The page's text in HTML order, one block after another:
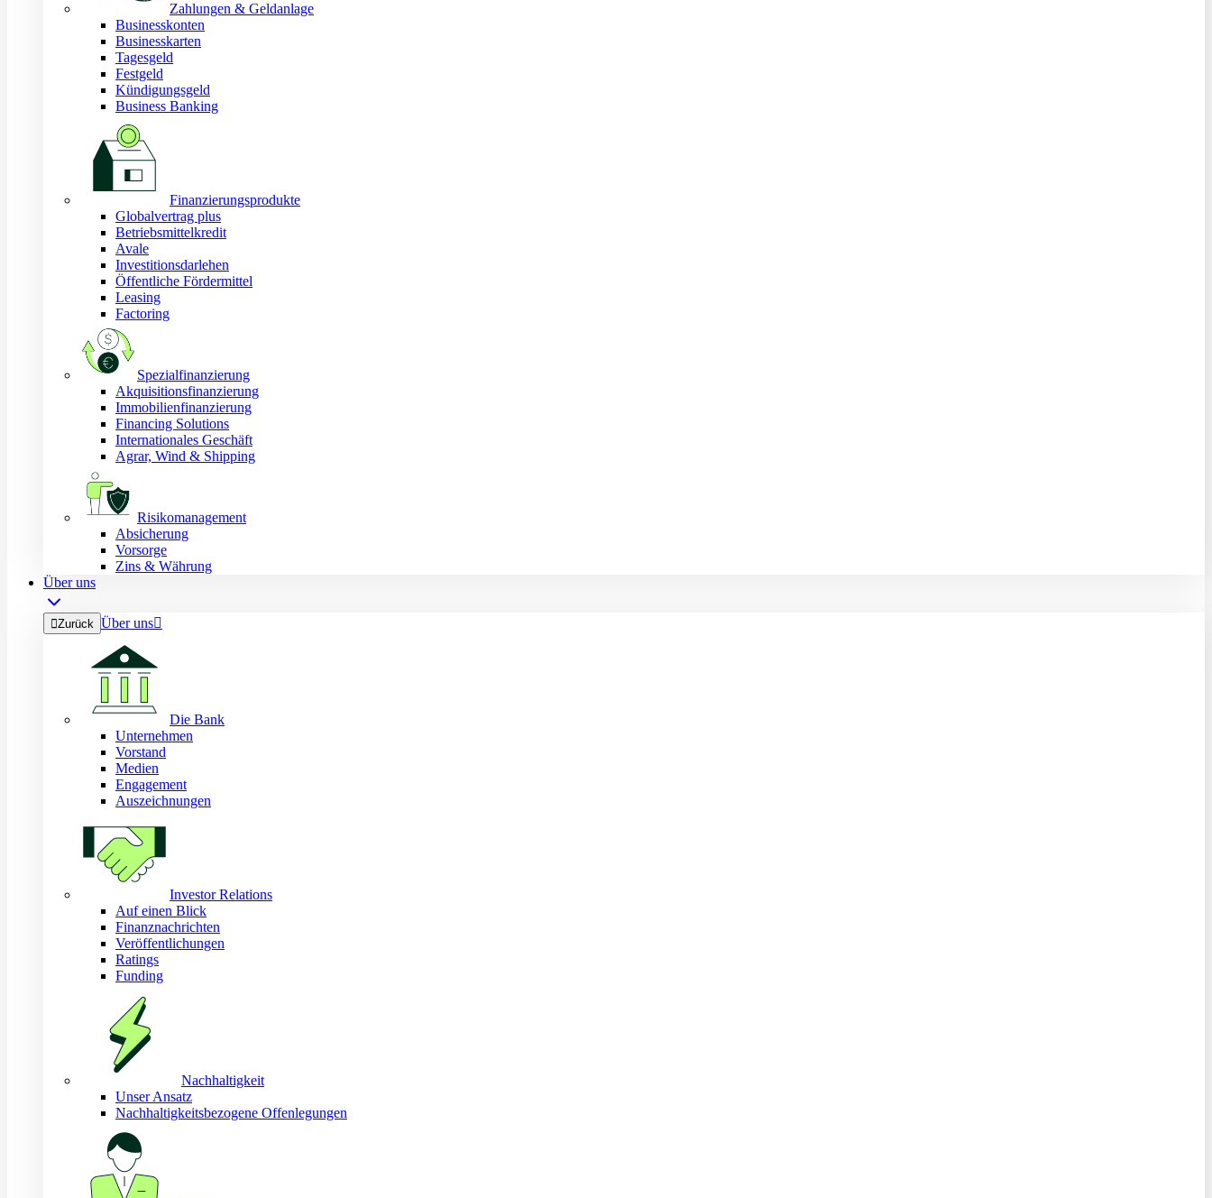
Zahlungen & Geldanlage
Businesskonten
Businesskarten
Tagesgeld
Festgeld
Kündigungsgeld
Business Banking
Finanzierungsprodukte
Globalvertrag plus
Betriebsmittelkredit
Avale
Investitionsdarlehen
Öffentliche Fördermittel
Leasing
Factoring
Spezialfinanzierung
Akquisitionsfinanzierung
Immobilienfinanzierung
Financing Solutions
Internationales Geschäft
Agrar, Wind & Shipping
Risikomanagement
Absicherung
Vorsorge
Zins & Währung
Über uns
Zurück Über uns
Die Bank
Unternehmen
Vorstand
Medien
Engagement
Auszeichnungen
Investor Relations
Auf einen Blick
Finanznachrichten
Veröffentlichungen
Ratings
Funding
Nachhaltigkeit
Unser Ansatz
Nachhaltigkeitsbezogene Offenlegungen